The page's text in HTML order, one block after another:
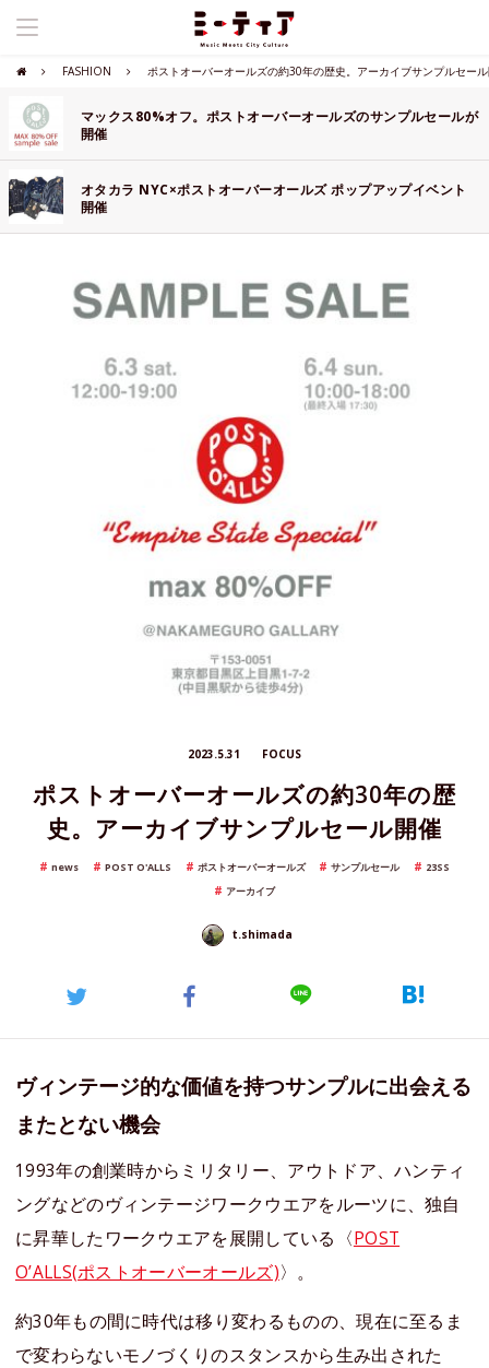
FASHION ポストオーバーオールズの約30年の歴史。アーカイブサンプルセー
マックス80%オフ。ポストオーバーオールズのサンプルセールが
開催
オタカラ NYC×ポストオーバーオールズ ポップアップイベント
開催
2023.5.31 FOCUS
ポストオーバーオールズの約30年の歴
史。アーカイブサンプルセール開催
news POST O'ALLS ポストオーバーオールズ サンプルセール
23SS
アーカイブ
t.shimada
ヴィンテージ的な価値を持つサンプルに出会える
またとない機会
1993年の創業時からミリタリー、アウトドア、ハンティ
ングなどのヴィンテージワークウエアをルーツに、独自
に昇華したワークウエアを展開している〈POST
O’ALLS(ポストオーバーオールズ)〉。
約30年もの間に時代は移り変わるものの、現在に至るま
で変わらないモノづくりのスタンスから生み出された